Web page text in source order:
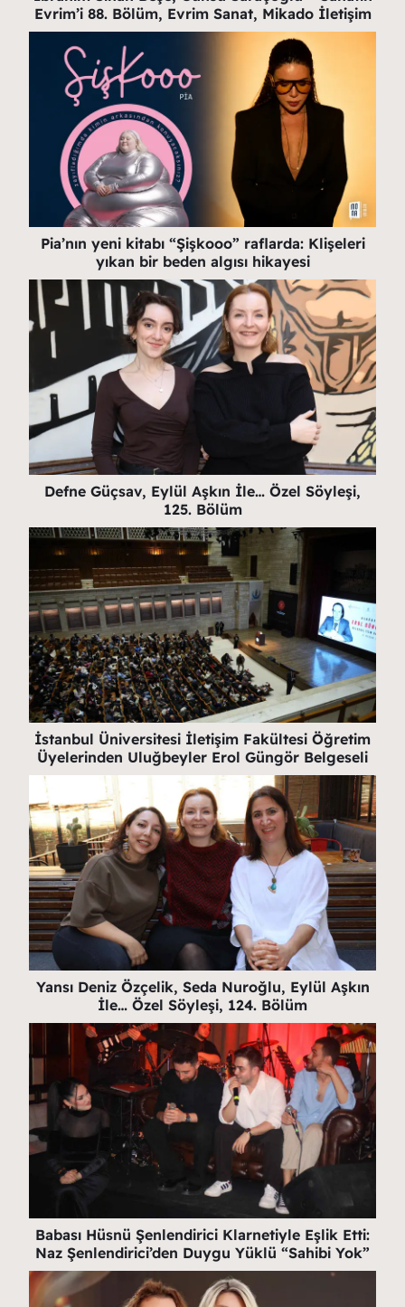
Evrim’i 88. Bölüm, Evrim Sanat, Mikado İletişim
Pia’nın yeni kitabı “Şişkooo” raflarda: Klişeleri
yıkan bir beden algısı hikayesi
Defne Güçsav, Eylül Aşkın İle… Özel Söyleşi,
125. Bölüm
İstanbul Üniversitesi İletişim Fakültesi Öğretim
Üyelerinden Uluğbeyler Erol Güngör Belgeseli
Yansı Deniz Özçelik, Seda Nuroğlu, Eylül Aşkın
İle… Özel Söyleşi, 124. Bölüm
Babası Hüsnü Şenlendirici Klarnetiyle Eşlik Etti:
Naz Şenlendirici’den Duygu Yüklü “Sahibi Yok”